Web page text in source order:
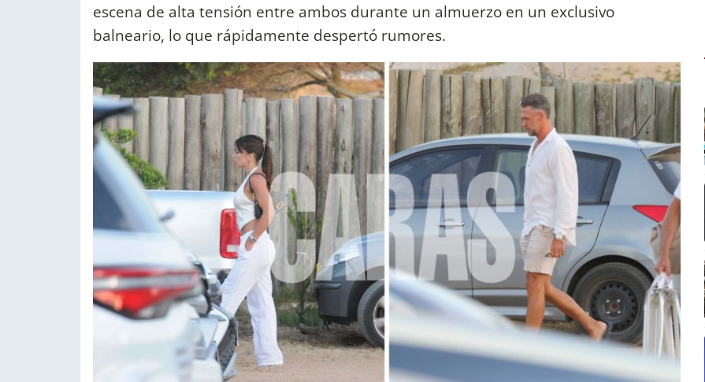
escena de alta tensión entre ambos durante un almuerzo en un exclusivo
balneario, lo que rápidamente despertó rumores.